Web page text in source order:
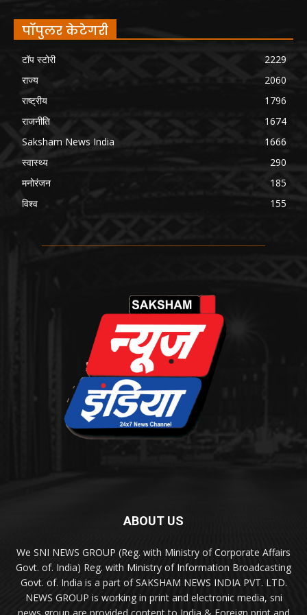
पॉपुलर केटेगरी
टॉप स्टोरी
2229
राज्य
2060
राष्ट्रीय
1796
राजनीति
1674
Saksham News India
1666
स्वास्थ्य
290
मनोरंजन
185
विश्व
155
ABOUT US
We SNI NEWS GROUP (Reg. with Ministry of Corporate Affairs
Govt. of. India) Reg. with Ministry of Information Broadcasting
Govt. of. India is a part of SAKSHAM NEWS INDIA PVT. LTD.
NEWS GROUP is working in print and electronic media, sni
news group are provided content to India & Foreign print and